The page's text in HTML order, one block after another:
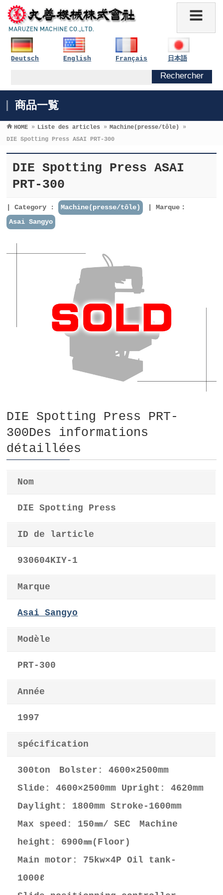
Deutsch English Français 日本語
商品一覧
HOME » Liste des articles » Machine(presse/tôle)
»
DIE Spotting Press ASAI PRT-300
DIE Spotting Press ASAI
PRT-300
Category : Machine(presse/tôle)
Marque：
Asai Sangyo
DIE Spotting Press PRT-
300Des informations
détaillées
Nom
DIE Spotting Press
ID de larticle
930604KIY-1
Marque
Asai Sangyo
Modèle
PRT-300
Année
1997
spécification
300ton Bolster: 4600×2500mm
Slide: 4600×2500mm Upright: 4620mm
Daylight: 1800mm Stroke-1600mm
Max speed: 150㎜/ SEC Machine
height: 6900㎜(Floor)
Main motor: 75kw×4P Oil tank-
1000ℓ